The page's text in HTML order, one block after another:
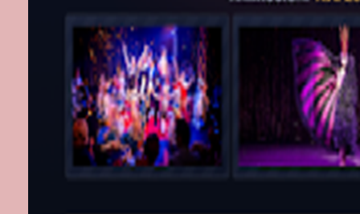
successi nel
londinese,
a Broadway
La canzone
un
Streisand:
sulla
giorni
ricominciare